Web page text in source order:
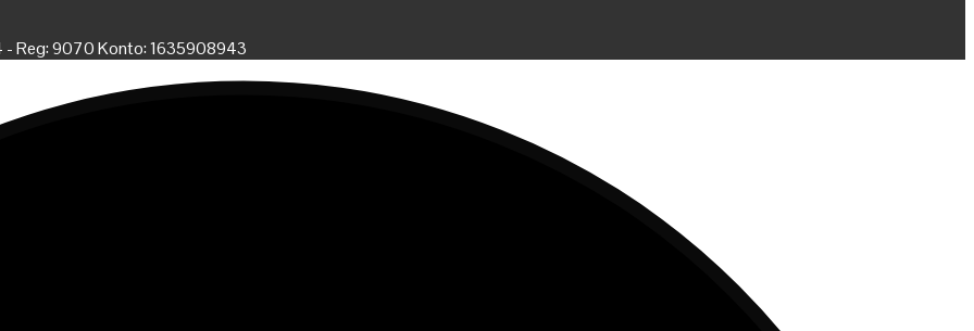
Reg: 9070 Konto: 1635908943